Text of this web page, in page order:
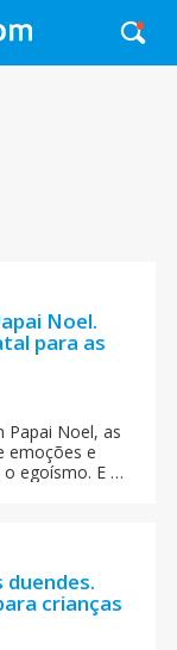
Noel.
para as
Noel, as
emoções e
egoísmo. E o
duendes.
crianças